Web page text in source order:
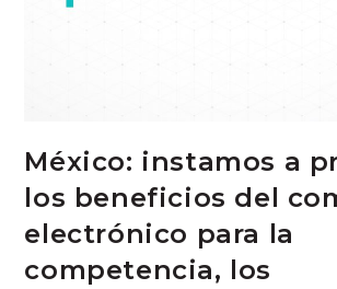
México: instamos a
los beneficios del
electrónico para la
competencia, los